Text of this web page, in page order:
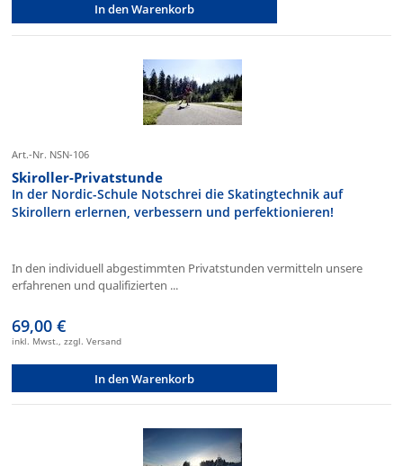
In den Warenkorb
Art.-Nr. NSN-106
Skiroller-Privatstunde
In der Nordic-Schule Notschrei die Skatingtechnik auf
Skirollern erlernen, verbessern und perfektionieren!
In den individuell abgestimmten Privatstunden vermitteln unsere
erfahrenen und qualifizierten ...
69,00 €
inkl. Mwst., zzgl. Versand
In den Warenkorb